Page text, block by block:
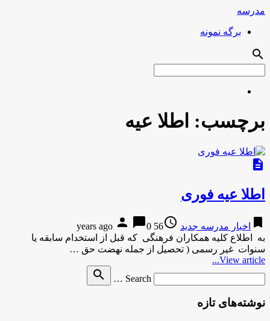
مدرسه
برگه نمونه
search
برچسب: اطلا عیه
description
اطلا عیه فوری
bookmark اخبار مدرسه جدید access_time
56 years ago
person chat_bubble0
به اطلاع کلیه همکاران فرهنگی که قبل از استخدام سابقه یا
سنوات غیر رسمی ( تحصیل از جمله نهضت حق …
View article...
Search …
search
نوشته‌های تازه